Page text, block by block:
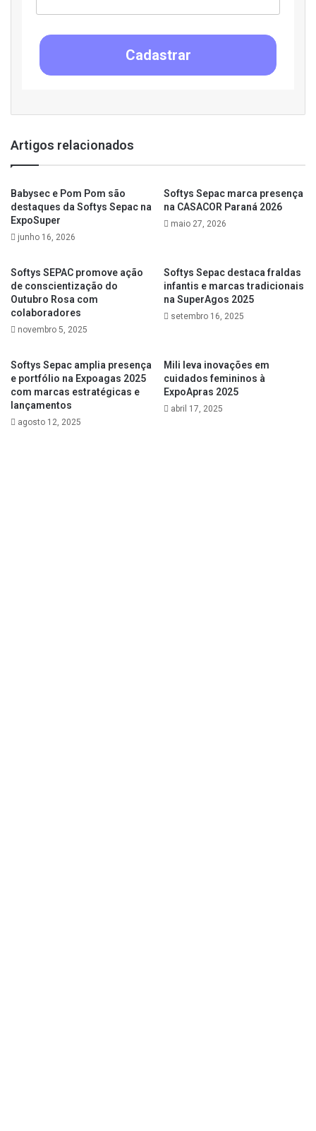
Cadastrar
Artigos relacionados
Babysec e Pom Pom são
destaques da Softys Sepac na
ExpoSuper
junho 16, 2026
Softys Sepac marca presença
na CASACOR Paraná 2026
maio 27, 2026
Softys SEPAC promove ação
de conscientização do
Outubro Rosa com
colaboradores
novembro 5, 2025
Softys Sepac destaca fraldas
infantis e marcas tradicionais
na SuperAgos 2025
setembro 16, 2025
Softys Sepac amplia presença
e portfólio na Expoagas 2025
com marcas estratégicas e
lançamentos
agosto 12, 2025
Mili leva inovações em
cuidados femininos à
ExpoApras 2025
abril 17, 2025